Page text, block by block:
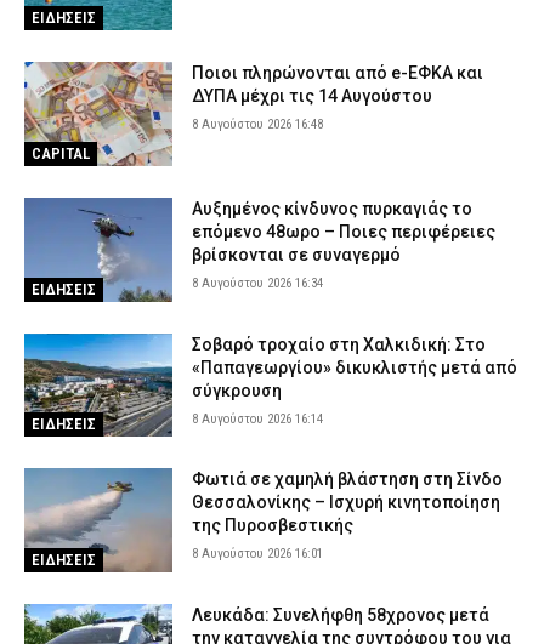
ΕΙΔΗΣΕΙΣ
CAPITAL
Ποιοι πληρώνονται από e-ΕΦΚΑ και
ΔΥΠΑ μέχρι τις 14 Αυγούστου
8 Αυγούστου 2026 16:48
ΕΙΔΗΣΕΙΣ
Αυξημένος κίνδυνος πυρκαγιάς το
επόμενο 48ωρο – Ποιες περιφέρειες
βρίσκονται σε συναγερμό
8 Αυγούστου 2026 16:34
ΕΙΔΗΣΕΙΣ
Σοβαρό τροχαίο στη Χαλκιδική: Στο
«Παπαγεωργίου» δικυκλιστής μετά από
σύγκρουση
8 Αυγούστου 2026 16:14
ΕΙΔΗΣΕΙΣ
Φωτιά σε χαμηλή βλάστηση στη Σίνδο
Θεσσαλονίκης – Ισχυρή κινητοποίηση
της Πυροσβεστικής
8 Αυγούστου 2026 16:01
Λευκάδα: Συνελήφθη 58χρονος μετά
την καταγγελία της συντρόφου του για